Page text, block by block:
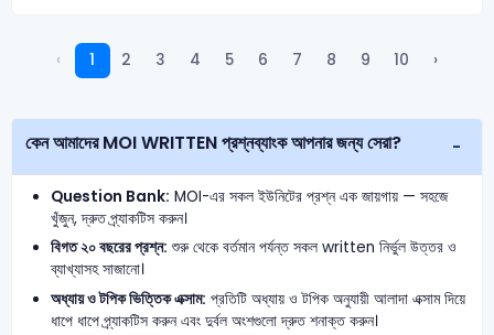
‹ 1 2 3 4 5 6 7 8 9 10 ›
কেন আমাদের MOI WRITTEN প্রশ্নব্যাংক আপনার জন্য সেরা?
Question Bank: MOI-এর সকল ইউনিটের প্রশ্ন এক জায়গায় — সহজে
খুঁজুন, দ্রুত প্র্যাকটিস করুন।
বিগত ২০ বছরের প্রশ্ন: শুরু থেকে বর্তমান পর্যন্ত সকল written নির্ভুল উত্তর ও
ব্যাখ্যাসহ সাজানো।
অধ্যায় ও টপিক ভিত্তিক এক্সাম: প্রতিটি অধ্যায় ও টপিক অনুযায়ী আলাদা এক্সাম দিয়ে
ধাপে ধাপে প্র্যাকটিস করুন এবং দুর্বল অংশগুলো দ্রুত শনাক্ত করুন।